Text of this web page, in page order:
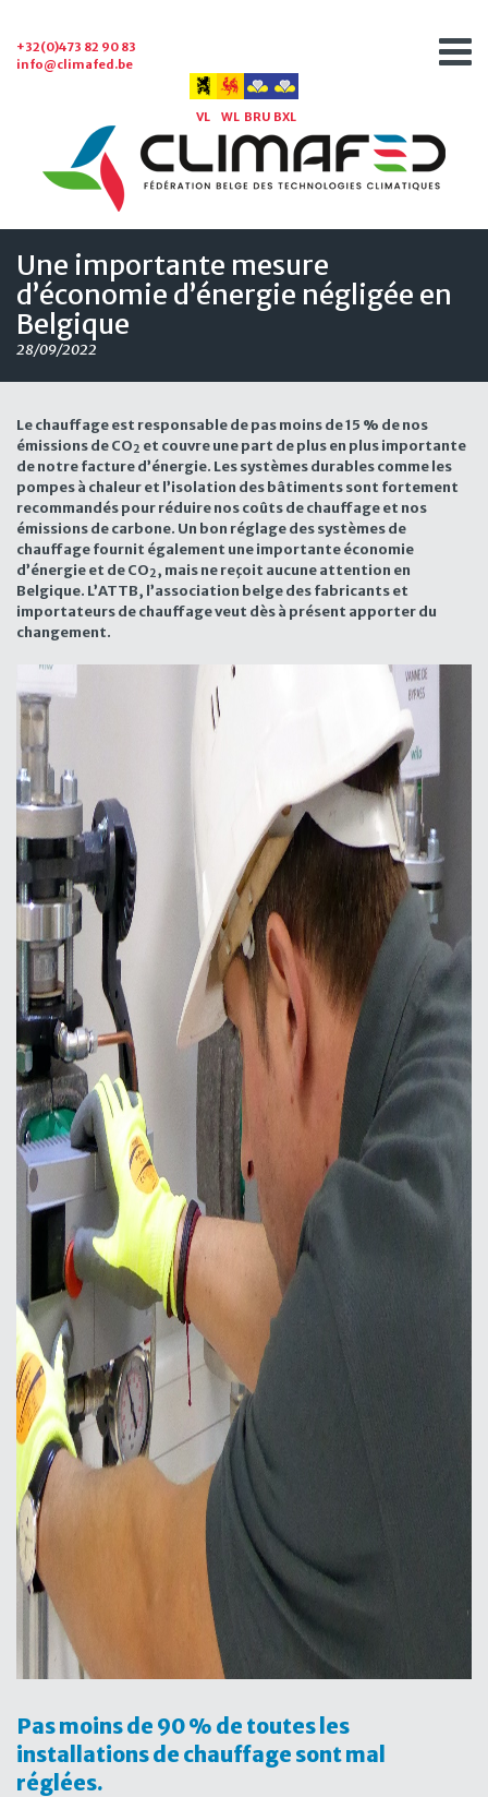
+32(0)473 82 90 83
info@climafed.be
VL WL BRU BXL
Une importante mesure
d’économie d’énergie négligée en
Belgique
28/09/2022
Le chauffage est responsable de pas moins de 15 % de nos
émissions de CO2 et couvre une part de plus en plus importante
de notre facture d’énergie. Les systèmes durables comme les
pompes à chaleur et l’isolation des bâtiments sont fortement
recommandés pour réduire nos coûts de chauffage et nos
émissions de carbone. Un bon réglage des systèmes de
chauffage fournit également une importante économie
d’énergie et de CO2, mais ne reçoit aucune attention en
Belgique. L’ATTB, l’association belge des fabricants et
importateurs de chauffage veut dès à présent apporter du
changement.
Pas moins de 90 % de toutes les
installations de chauffage sont mal
réglées.